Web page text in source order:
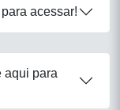
acessar!
aqui para